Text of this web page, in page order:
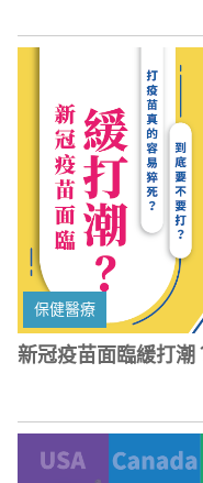
保健醫療
新冠疫苗面臨緩打